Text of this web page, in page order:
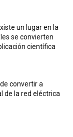
un lugar en la
se convierten
científica
convertir a
de la red eléctrica